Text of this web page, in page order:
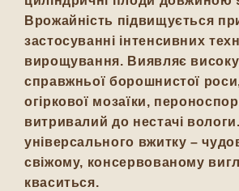
Врожайність підвищується
застосуванні інтенсивних
вирощування. Виявляє високу
справжньої борошнистої
огіркової мозаїки,
витривалий до нестачі
універсального вжитку –
свіжому, консервованому
кваситься.